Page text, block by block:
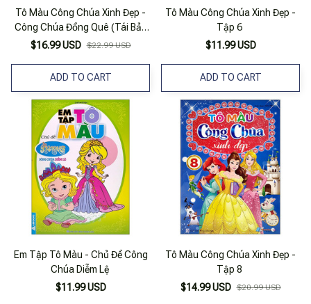
Tô Màu Công Chúa Xinh Đẹp -
Công Chúa Đồng Quê (Tái Bản
2023)
$16.99 USD $22.99 USD
ADD TO CART
Tô Màu Công Chúa Xinh Đẹp -
Tập 6
$11.99 USD
ADD TO CART
Em Tập Tô Màu - Chủ Đề Công
Chúa Diễm Lệ
$11.99 USD
Tô Màu Công Chúa Xinh Đẹp -
Tập 8
$14.99 USD $20.99 USD